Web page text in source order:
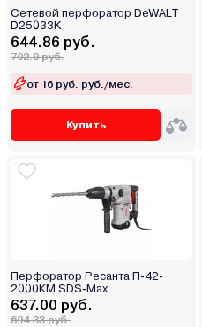
Сетевой перфоратор DeWALT
D25033K
644.86 руб.
702.9 руб.
от 16 руб. руб./мес.
Купить
Перфоратор Ресанта П-42-
2000КМ SDS-Max
637.00 руб.
694.33 руб.